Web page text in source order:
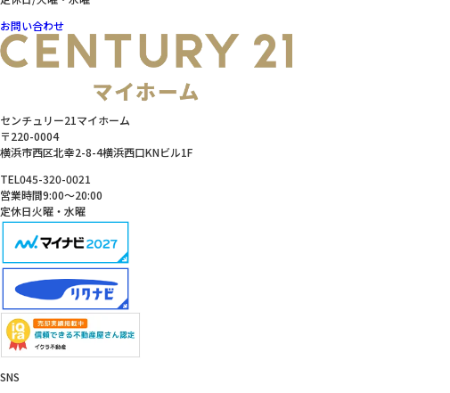
お問い合わせ
センチュリー21マイホーム
〒220-0004
横浜市西区北幸2-8-4横浜西口KNビル1F
TEL045-320-0021
営業時間9:00～20:00
定休日火曜・水曜
SNS